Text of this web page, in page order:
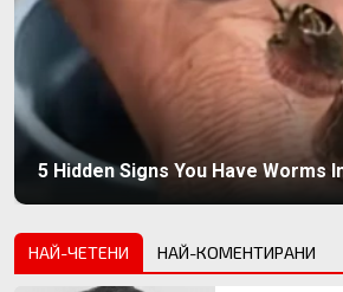
5 Hidden Signs You Have Worms
НАЙ-ЧЕТЕНИ НАЙ-КОМЕНТИРАНИ